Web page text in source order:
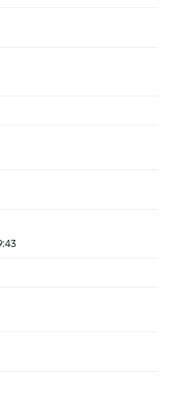
zwyczajny
zwyczajny
zwyczajny